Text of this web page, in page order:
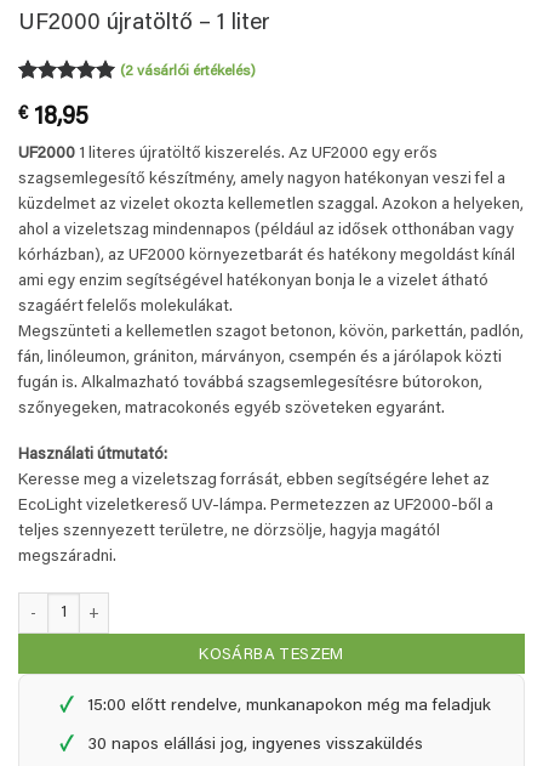
UF2000 újratöltő – 1 liter
az 5-ből,
alapján
(2vásárlói értékelés)
€18,95
UF2000 1 literes újratöltő kiszerelés. Az UF2000 egy erős
szagsemlegesítő készítmény, amely nagyon hatékonyan veszi fel a
küzdelmet az vizelet okozta kellemetlen szaggal. Azokon a helyeken,
ahol a vizeletszag mindennapos (például az idősek otthonában vagy
kórházban), az UF2000 környezetbarát és hatékony megoldást kínál
ami egy enzim segítségével hatékonyan bonja le a vizelet átható
szagáért felelős molekulákat.
Megszünteti a kellemetlen szagot betonon, kövön, parkettán, padlón,
fán, linóleumon, grániton, márványon, csempén és a járólapok közti
fugán is. Alkalmazható továbbá szagsemlegesítésre bútorokon,
szőnyegeken, matracokonés egyéb szöveteken egyaránt.
Használati útmutató:
Keresse meg a vizeletszag forrását, ebben segítségére lehet az
EcoLight vizeletkereső UV-lámpa. Permetezzen az UF2000-ből a
teljes szennyezett területre, ne dörzsölje, hagyja magától
megszáradni.
KOSÁRBA TESZEM
✓ 15:00 előtt rendelve, munkanapokon még ma feladjuk
✓ 30 napos elállási jog, ingyenes visszaküldés